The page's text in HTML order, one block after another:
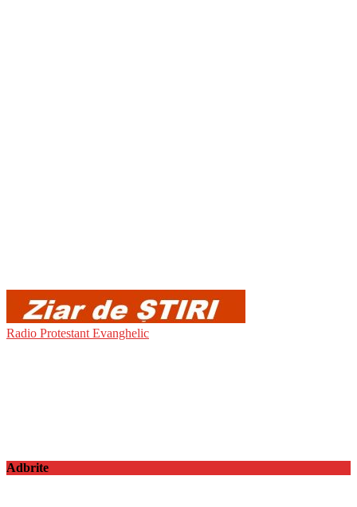
Radio Protestant Evanghelic
Adbrite